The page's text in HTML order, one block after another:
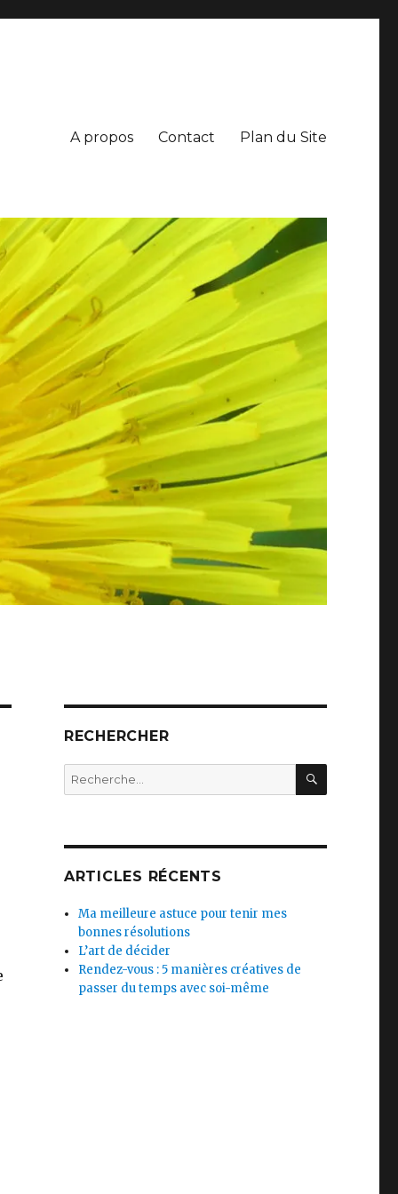
A propos Contact Plan du Site
RECHERCHER
Recherche
pour :
ARTICLES RÉCENTS
Ma meilleure astuce pour tenir mes
bonnes résolutions
L’art de décider
Rendez-vous : 5 manières créatives de
passer du temps avec soi-même